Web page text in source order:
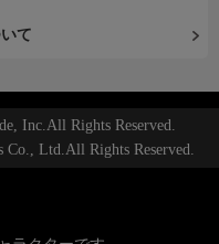
て
Inc.All Rights Reserved.
Co., Ltd.All Rights Reserved.